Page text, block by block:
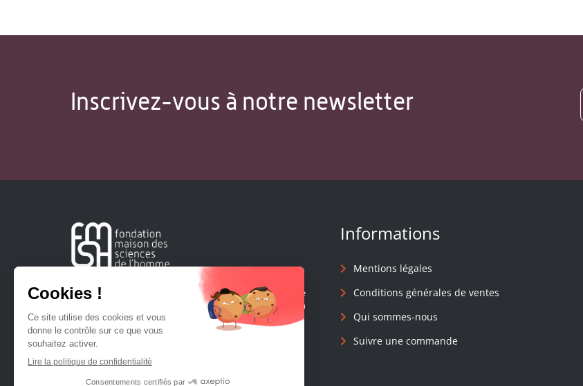
Inscrivez-vous à notre newsletter
Créée en 1963, la Fondation Maison Sciences de l'Homme
soutient la recherche et la diffusion des connaissances en
sciences humaines et sociales.
Informations
Mentions légales
Conditions générales de ventes
Qui sommes-nous
Suivre une commande